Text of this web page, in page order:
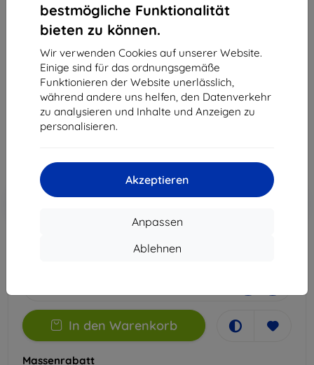
bestmögliche Funktionalität
bieten zu können.
Wir verwenden Cookies auf unserer Website.
Einige sind für das ordnungsgemäße
Funktionieren der Website unerlässlich,
während andere uns helfen, den Datenverkehr
zu analysieren und Inhalte und Anzeigen zu
personalisieren.
Akzeptieren
Anpassen
Ablehnen
3mk SilverProtection+ Schutzfolie für Asus ROG
Phone 9 / 9 Pro
Geeignet für: Asus ROG Phone 9 Asus ROG Phone 9 Pro
12,90 €
11,61 €
ohne MWSt9,76 €
Rabatt mit Gutschein
In den
In den Warenkorb
Massenrabatt